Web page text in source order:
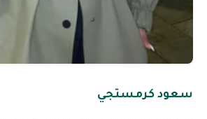
سعود كرمستجي